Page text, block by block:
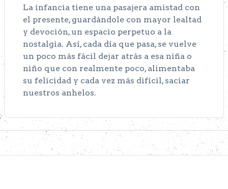
La infancia tiene una pasajera amistad con
el presente, guardándole con mayor lealtad
y devoción, un espacio perpetuo a la
nostalgia. Así, cada día que pasa, se vuelve
un poco más fácil dejar atrás a esa niña o
niño que con realmente poco, alimentaba
su felicidad y cada vez más difícil, saciar
nuestros anhelos.